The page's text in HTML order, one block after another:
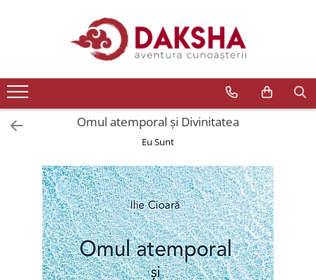
Editura Daksha
Seria Radu Cinamar
Seria Anton Parks
Seria Immanuel Velikovsky
Dezvăluiri
Spiritualitate
Extratereștrii
Transformare spirituală
Omul atemporal şi Divinitatea
Eu Sunt